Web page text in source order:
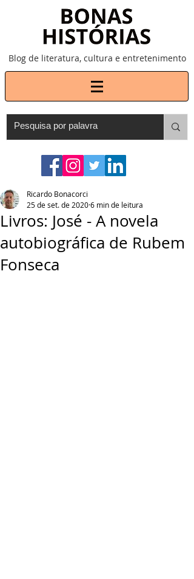
Blog de literatura, cultura e entretenimento
Livros: José - A novela
autobiográfica de Rubem
Fonseca
Ricardo Bonacorci
25 de set. de 20206 min de leitura